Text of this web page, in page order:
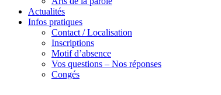
Actualités
Infos pratiques
Contact / Localisation
Inscriptions
Motif d’absence
Vos questions – Nos réponses
Congés